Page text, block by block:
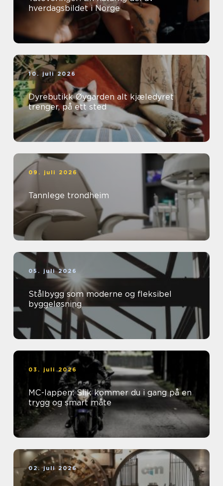
hverdagsbildet i Norge
10. juli 2026
Dyrebutikk Øygarden alt kjæledyret
trenger, på ett sted
09. juli 2026
Tannlege trondheim
05. juli 2026
Stålbygg som moderne og fleksibel
byggeløsning
03. juli 2026
MC-lappen: Slik kommer du i gang på en
trygg og smart måte
02. juli 2026